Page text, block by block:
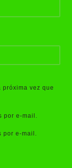
próxima vez que
por e-mail.
por e-mail.